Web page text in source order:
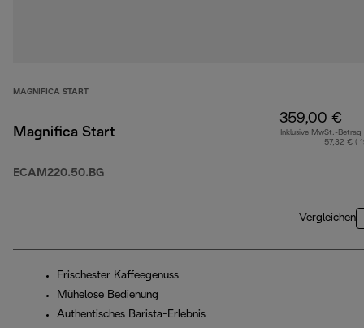
MAGNIFICA START
Magnifica Start
ECAM220.50.BG
359,00 €
Inklusive MwSt.-Betrag
57,32 € (
Vergleichen
Frischester Kaffeegenuss
Mühelose Bedienung
Authentisches Barista-Erlebnis